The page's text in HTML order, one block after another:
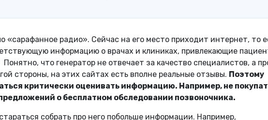
«сарафанное радио». Сейчас на его место приходит интернет, то
информацию о врачах и клиниках, привлекающие
что генератор не отвечает за качество специалистов, а
стороны, на этих сайтах есть вполне реальные отзывы. Поэтому
критически оценивать информацию. Например, не
о бесплатном обследовании позвоночника.
собрать про него побольше информации. Например,